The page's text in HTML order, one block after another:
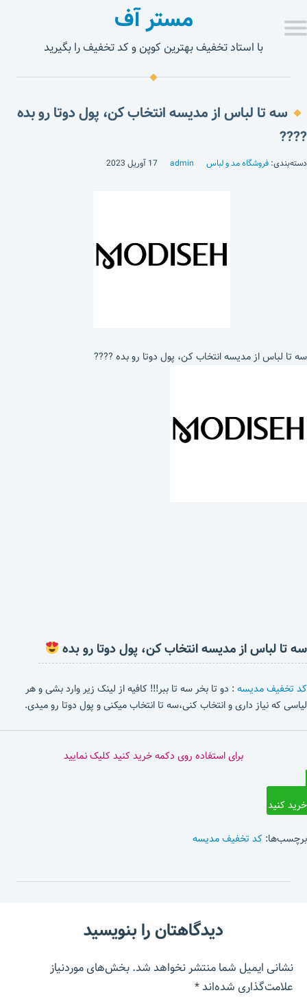
مستر آف
با استاد تخفیف بهترین کوپن و کد تخفیف را بگیرید
سه تا لباس از مدیسه انتخاب کن، پول دوتا رو بده
????
دسته‌بندی: فروشگاه مد و لباس admin 17 آوریل 2023
سه تا لباس از مدیسه انتخاب کن، پول دوتا رو بده ????
سه تا لباس از مدیسه انتخاب کن، پول دوتا رو بده
کد تخفیف مدیسه: دو تا بخر سه تا ببر!!! کافیه از لینک زیر وارد بشی و هر
لیاسی که نیاز داری و انتخاب کنی،سه تا انتخاب میکنی و پول دوتا رو میدی.
برای استفاده روی دکمه خرید کنید کلیک نمایید
خرید کنید
برچسب‌ها: کد تخفیف مدیسه
دیدگاهتان را بنویسید
نشانی ایمیل شما منتشر نخواهد شد.بخش‌های موردنیاز
علامت‌گذاری شده‌اند*